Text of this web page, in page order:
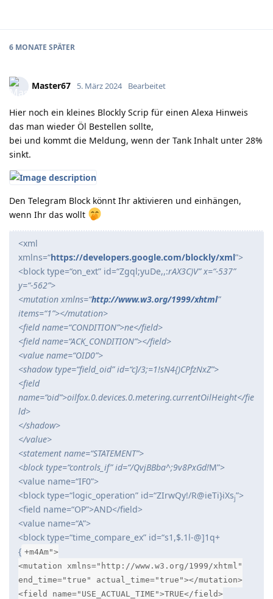
6 MONATE SPÄTER
Master67 5. März 2024 Bearbeitet
Hier noch ein kleines Blockly Scrip für einen Alexa Hinweis
das man wieder Öl Bestellen sollte,
bei und kommt die Meldung, wenn der Tank Inhalt unter 28%
sinkt.
Den Telegram Block könnt Ihr aktivieren und einhängen,
wenn Ihr das wollt
<xml
xmlns=“https://developers.google.com/blockly/xml”>
<block type=“on_ext” id=“Zgql;yuDe,,:rAX3C)V” x=“-537”
y=“-562”>
<mutation xmlns=“http://www.w3.org/1999/xhtml”
items=“1”></mutation>
<field name=“CONDITION”>ne</field>
<field name=“ACK_CONDITION”></field>
<value name=“OID0”>
<shadow type=“field_oid” id=“c]/3;=1!sN4{)CPfzNxZ”>
<field
name=“oid”>oilfox.0.devices.0.metering.currentOilHeight</fie
ld>
</shadow>
</value>
<statement name=“STATEMENT”>
<block type=“controls_if” id=“/QvjBBba^;9v8PxGd!M”>
<value name=“IF0”>
<block type=“logic_operation” id=“ZIrwQy!/R@ieTi}iXsj”>
<field name=“OP”>AND</field>
<value name=“A”>
<block type=“time_compare_ex” id=“s1,$.1l-@]1q+
{ +m4Am">
<mutation xmlns="http://www.w3.org/1999/xhtml"
end_time="true" actual_time="true"></mutation>
<field name="USE_ACTUAL_TIME">TRUE</field>